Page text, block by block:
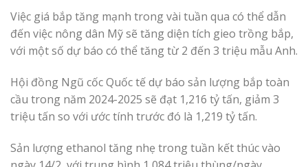
Việc giá bắp tăng mạnh trong vài tuần qua có thể dẫn
đến việc nông dân Mỹ sẽ tăng diện tích gieo trồng bắp,
với một số dự báo có thể tăng từ 2 đến 3 triệu mẫu Anh.
Hội đồng Ngũ cốc Quốc tế dự báo sản lượng bắp toàn
cầu trong năm 2024-2025 sẽ đạt 1,216 tỷ tấn, giảm 3
triệu tấn so với ước tính trước đó là 1,219 tỷ tấn.
Sản lượng ethanol tăng nhẹ trong tuần kết thúc vào